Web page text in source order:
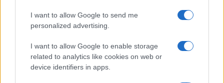
I want to allow Google to send me
personalized advertising.
I want to allow Google to enable storage
related to analytics like cookies on web or
device identifiers in apps.